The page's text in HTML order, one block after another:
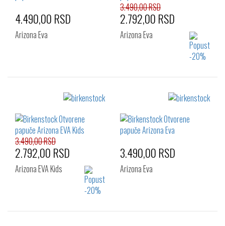
32
Izaberi željeni broj:
28
30
31
32
33
4.490,00 RSD
Arizona Eva
Izaberi željeni broj:
27
29
30
3.490,00 RSD
2.792,00 RSD
Arizona Eva
3.490,00 RSD
2.792,00 RSD
Arizona EVA Kids
3.490,00 RSD
Arizona Eva